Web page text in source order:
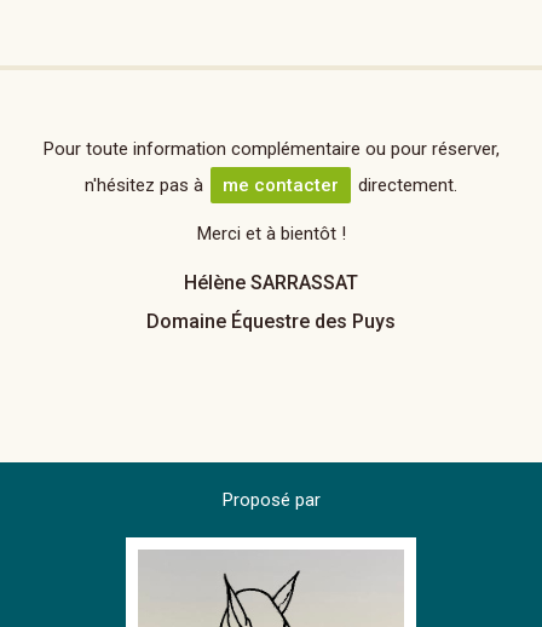
Pour toute information complémentaire ou pour réserver,
n'hésitez pas à
me contacter directement.
Merci et à bientôt !
Hélène SARRASSAT
Domaine Équestre des Puys
Proposé par